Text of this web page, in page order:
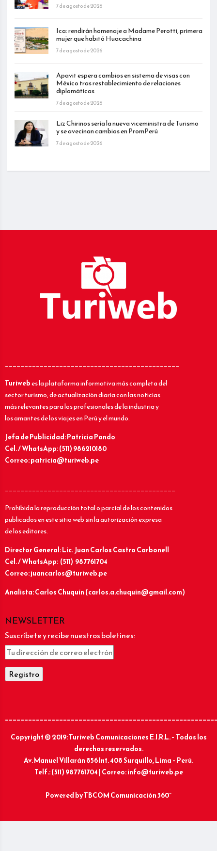
7 de agosto de 2026
Ica: rendirán homenaje a Madame Perotti, primera
mujer que habitó Huacachina
7 de agosto de 2026
Apavit espera cambios en sistema de visas con
México tras restablecimiento de relaciones
diplomáticas
7 de agosto de 2026
Liz Chirinos sería la nueva viceministra de Turismo
y se avecinan cambios en PromPerú
7 de agosto de 2026
_____________________________________________
Turiwebes la plataforma informativa más completa del
sector turismo, de actualización diaria con las noticias
más relevantes para los profesionales de la industria y
los amantes de los viajes en Perú y el mundo.
Jefa de Publicidad: Patricia Pando
Cel. / WhatsApp: (511) 986210180
Correo: patricia@turiweb.pe
____________________________________________
Prohibida la reproducción total o parcial de los contenidos
publicados en este sitio web sin la autorización expresa
de los editores.
Director General: Lic.Juan Carlos Castro Carbonell
Cel. / WhatsApp: (511) 987761704
Correo: juancarlos@turiweb.pe
Analista: Carlos Chuquín (carlos.a.chuquin@gmail.com)
NEWSLETTER
Suscríbete y recibe nuestros boletines:
Copyright © 2019: Turiweb Comunicaciones E.I.R.L. – Todos los
derechos reservados.
Av. Manuel Villarán 856 Int. 408 Surquillo, Lima – Perú.
Telf.: (511) 987761704 | Correo: info@turiweb.pe
Powered byTBCOM Comunicación 360°